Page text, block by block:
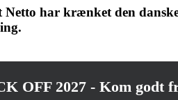
har krænket den
OFF 2027 - Kom godt